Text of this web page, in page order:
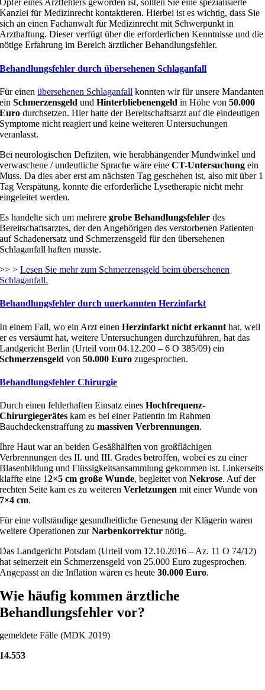
Opfer eines Arztfehlers geworden ist, sollten Sie eine spezialisierte
Kanzlei für Medizinrecht kontaktieren. Hierbei ist es wichtig, dass Sie
sich an einenFachanwalt für Medizinrecht mit Schwerpunkt in
Arzthaftung. Dieser verfügt über die erforderlichen Kenntnisse und die
nötige Erfahrung im Bereich ärztlicher Behandlungsfehler.
Behandlungsfehler durch übersehenen Schlaganfall
Für einenübersehenen Schlaganfall konnten wir für unsere Mandanten
einSchmerzensgeld undHinterbliebenengeld in Höhe von50.000
Euro durchsetzen. Hier hatte der Bereitschaftsarzt auf die eindeutigen
Symptome nicht reagiert und keine weiteren Untersuchungen
veranlasst.
Bei neurologischen Defiziten, wie herabhängender Mundwinkel und
verwaschene / undeutliche Sprache wäre eineCT-Untersuchung ein
Muss. Da dies aber erst am nächsten Tag geschehen ist, also mit über 1
Tag Verspätung, konnte die erforderliche Lysetherapie nicht mehr
eingeleitet werden.
Es handelte sich um mehreregrobe Behandlungsfehler des
Bereitschaftsarztes, der den Angehörigen des verstorbenen Patienten
auf Schadenersatz und Schmerzensgeld für den übersehenen
Schlaganfall haften musste.
>> >Lesen Sie mehr zum Schmerzensgeld beim übersehenen
Schlaganfall.
Behandlungsfehler durch unerkannten Herzinfarkt
In einem Fall, wo ein Arzt einenHerzinfarkt nicht erkannthat, weil
er es versäumt hat, weitere Untersuchungen durchzuführen, hat das
Landgericht Berlin (Urteil vom 04.12.200 – 6 O 385/09) ein
Schmerzensgeldvon50.000 Euro zugesprochen.
Behandlungsfehler Chirurgie
Durch einen fehlerhaften Einsatz einesHochfrequenz-
Chirurgiegeräteskam es bei einer Patientin im Rahmen
Bauchdeckenstraffung zumassiven Verbrennungen.
Ihre Haut war an beiden Gesäßhälften von großflächigen
Verbrennungen des II. und III. Grades betroffen, wobei es zu einer
Blasenbildung und Flüssigkeitsansammlung gekommen ist. Linkerseits
klaffte eine 12×5 cm große Wunde, begleitet vonNekrose. Auf der
rechten Seite kam es zu weiterenVerletzungen mit einer Wunde von
7×4 cm.
Für eine vollständige gesundheitliche Genesung der Klägerin waren
weitere Operationen zurNarbenkorrektur nötig.
Das Landgericht Potsdam (Urteil vom 12.10.2016 – Az. 11 O 74/12)
hat seinerzeit ein Schmerzensgeld von 25.000 Euro zugesprochen.
Angepasst an die Inflation wären es heute30.000 Euro.
Wie häufig kommen ärztliche
Behandlungsfehler vor?
gemeldete Fälle (MDK 2019)
14.553